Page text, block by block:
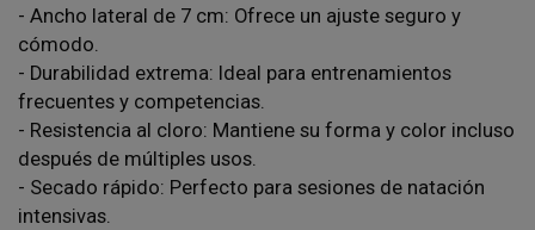
- Ancho lateral de 7 cm: Ofrece un ajuste seguro y
cómodo.
- Durabilidad extrema: Ideal para entrenamientos
frecuentes y competencias.
- Resistencia al cloro: Mantiene su forma y color incluso
después de múltiples usos.
- Secado rápido: Perfecto para sesiones de natación
intensivas.